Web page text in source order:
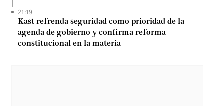
21:19
Kast refrenda seguridad como prioridad de la
agenda de gobierno y confirma reforma
constitucional en la materia